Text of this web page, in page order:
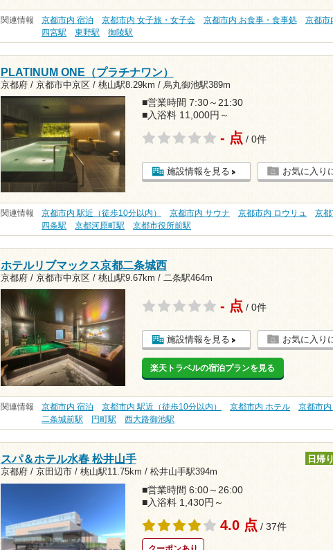
関連情報 京都市内 宿泊 京都市内 女子旅・女子会 京都市内 お食事・食事処 京都市
四宮駅
東野駅 御陵駅
PLATINUM ONE（プラチナワン）
京都府 / 京都市中京区 / 桃山駅8.29km / 烏丸御池駅389m
■営業時間 7:30～21:30
■入浴料 11,000円～
- 点 / 0件
施設情報を見る お気に入り
関連情報 京都市内 駅近（徒歩10分以内） 京都市内 サウナ 京都市内 ロウリュ 京
四条駅
京都河原町駅 京都市役所前駅
ホテルリブマックス京都二条城西
京都府 / 京都市中京区 / 桃山駅9.67km / 二条駅464m
- 点 / 0件
施設情報を見る お気に入り
楽天トラベルの宿泊プランを見る
関連情報 京都市内 宿泊 京都市内 駅近（徒歩10分以内） 京都市内 ホテル 京都市
二条城前駅
円町駅 西大路御池駅
スパ＆ホテル水春 松井山手
京都府 / 京田辺市 / 桃山駅11.75km / 松井山手駅394m
日帰り
■営業時間 6:00～26:00
■入浴料 1,430円～
4.0 点 / 37件